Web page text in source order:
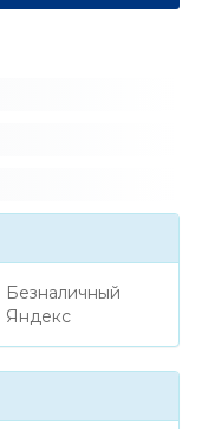
Безналичный
Яндекс